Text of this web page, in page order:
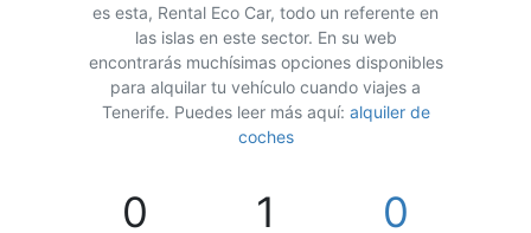
es esta, Rental Eco Car, todo un referente en
las islas en este sector. En su web
encontrarás muchísimas opciones disponibles
para alquilar tu vehículo cuando viajes a
Tenerife. Puedes leer más aquí: alquiler de
coches
0 1 0